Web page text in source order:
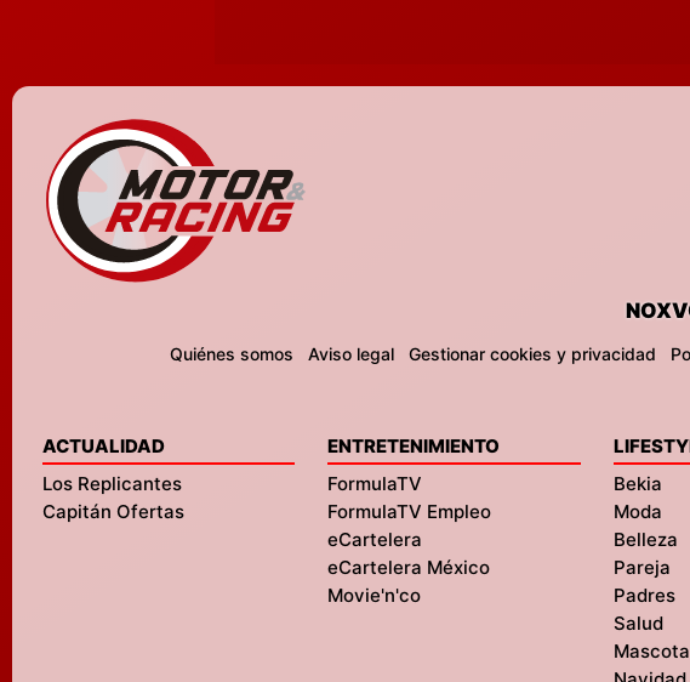
Quiénes somos Aviso legal Gestionar cookies y privacidad
ACTUALIDAD
Los Replicantes
Capitán Ofertas
ENTRETENIMIENTO
FormulaTV
FormulaTV Empleo
eCartelera
eCartelera México
Movie'n'co
Bekia
Moda
Belleza
Pareja
Padres
Salud